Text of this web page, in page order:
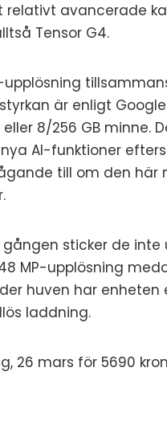
relativt avancerade
Tensor G4.
är enligt
8/256 GB minne.
AI-funktioner
till om den här
sticker de
MP-upplösning
huven har enheten
laddning.
26 mars för 5690